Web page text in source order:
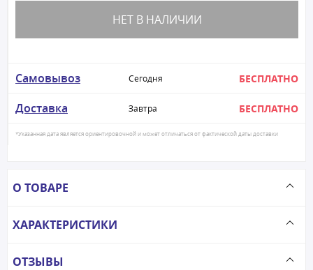
НЕТ В НАЛИЧИИ
Самовывоз Сегодня БЕСПЛАТНО
Доставка Завтра БЕСПЛАТНО
*Указанная дата является ориентировочной и может отличаться от фактической даты доставки
О ТОВАРЕ
ХАРАКТЕРИСТИКИ
ОТЗЫВЫ